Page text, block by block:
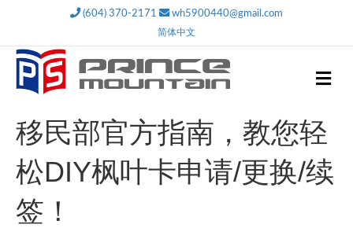
(604) 370-2171 wh5900440@gmail.com
简体中文
M
e
移民部官方指南，教您轻
松DIY枫叶卡申请/更换/续
签！